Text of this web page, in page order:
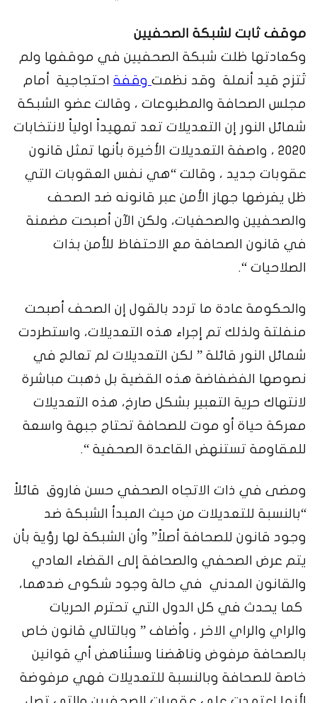
موقف ثابت لشبكة الصحفيين
وكعادتها ظلت شبكة الصحفيين في موقفها ولم
تَتزح قيد أنملة وقد نظمت وقفة احتجاجية أمام
مجلس الصحافة والمطبوعات ، وقالت عضو الشبكة
شمائل النور إن التعديلات تعد تمهيداً اولياً لانتخابات
2020 ، واصفة التعديلات الأخيرة بأنها تمثل قانون
عقوبات جديد ، وقالت “هي نفس العقوبات التي
ظل يفرضها جهاز الأمن عبر قانونه ضد الصحف
والصحفيين والصحفيات، ولكن الآن أصبحت مضمنة
في قانون الصحافة مع الاحتفاظ للأمن بذات
الصلاحيات “.
والحكومة عادة ما تردد بالقول إن الصحف أصبحت
منفلتة ولذلك تم إجراء هذه التعديلات، واستطردت
شمائل النور قائلة ” لكن التعديلات لم تعالج في
نصوصها الفضفاضة هذه القضية بل ذهبت مباشرة
لانتهاك حرية التعبير بشكل صارخ، هذه التعديلات
معركة حياة أو موت للصحافة تحتاج جبهة واسعة
للمقاومة تستنهض القاعدة الصحفية “.
ومضى في ذات الاتجاه الصحفي حسن فاروق قائلاً
“بالنسبة للتعديلات من حيث المبدأ الشبكة ضد
وجود قانون للصحافة أصلاً” وأن الشبكة لها رؤية بأن
يتم عرض الصحفي والصحافة إلى القضاء العادي
والقانون المدني في حالة وجود شكوى ضدهما،
كما يحدث في كل الدول التي تحترم الحريات
والراي والراي الاخر ، وأضاف ” وبالتالي قانون خاص
بالصحافة مرفوض وناهَضنا وسنُناهض أي قوانين
خاصة للصحافة وبالنسبة للتعديلات فهي مرفوضة